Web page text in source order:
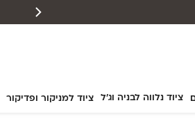
ציוד נלווה לבניה וג'ל ציוד למניקור ופדיקור